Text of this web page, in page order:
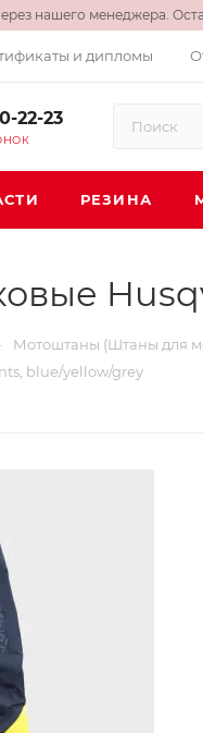
нашего менеджера.
и дипломы
22-23
РЕЗИНА
Мотоштаны (Штаны для
blue/yellow/grey